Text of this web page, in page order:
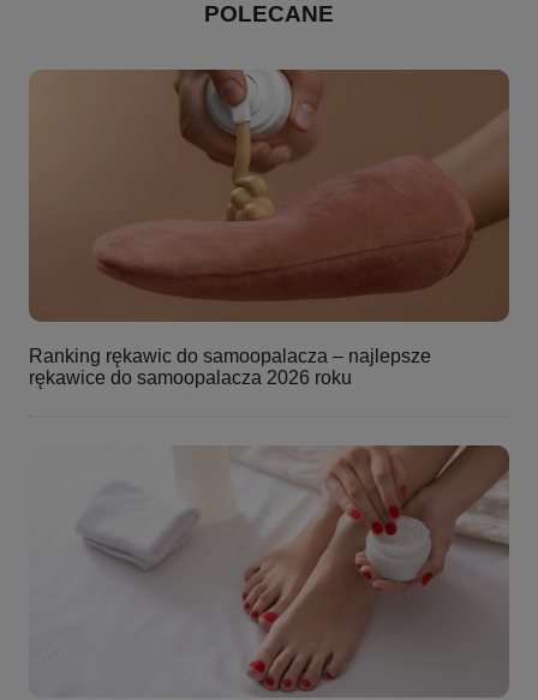
POLECANE
Ranking rękawic do samoopalacza – najlepsze
rękawice do samoopalacza 2026 roku